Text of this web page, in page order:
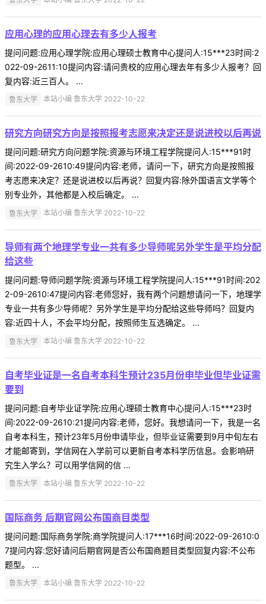
应用心理的应用心理去有多少人报考
提问问题:应用心理学院:应用心理硕士教育中心提问人:15***23时间:2
022-09-2611:10提问内容:请问贵校的应用心理去年有多少人报考？回
复内容:近三百人。 ...
鲁东大学 本站小编 鲁东大学 2022-10-22
研究方向研究方向是按照报考志愿来决定还是说进校以后再说
提问问题:研究方向问题学院:资源与环境工程学院提问人:15***91时
间:2022-09-2610:49提问内容:老师，请问一下，研究方向是按照报
考志愿来决定？还是说进校以后再说？回复内容:除外国语言文学等个
别专业外，其他都是入校后确定。 ...
鲁东大学 本站小编 鲁东大学 2022-10-22
导师有两个地理学专业一共有多少导师呢另外学生是平均分配
给这些
提问问题:导师问题学院:资源与环境工程学院提问人:15***91时间:202
2-09-2610:47提问内容:老师您好，我有两个问题想请问一下，地理学
专业一共有多少导师呢？另外学生是平均分配给这些导师吗？回复内
容:近四十人，不会平均分配，按照师生互选确定。 ...
鲁东大学 本站小编 鲁东大学 2022-10-22
自考毕业证是一名自考本科生预计235月份申毕业但毕业证需
要到
提问问题:自考毕业证学院:应用心理硕士教育中心提问人:15***23时
间:2022-09-2610:21提问内容:老师，您好。我想请问一下，我是一名
自考本科生，预计23年5月份申请毕业，但毕业证需要到9月中旬左右
才能邮寄到，学信网在入学前可以更新自考本科学历信息。会影响研
究生入学么？可以用学信网的信 ...
鲁东大学 本站小编 鲁东大学 2022-10-22
国际商务 后期官网公布国商目类型
提问问题:国际商务学院:商学院提问人:17***16时间:2022-09-2610:0
7提问内容:您好请问后期官网是否公布国商题目类型回复内容:不公布
题型。 ...
鲁东大学 本站小编 鲁东大学 2022-10-22